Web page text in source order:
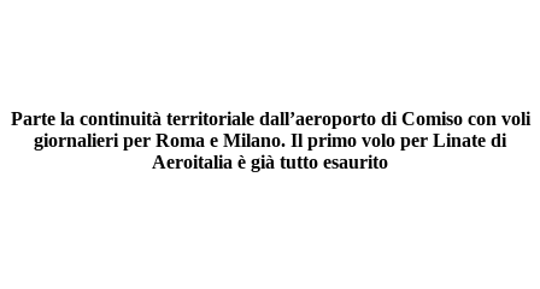
Parte la continuità territoriale dall’aeroporto di Comiso con voli
giornalieri per Roma e Milano. Il primo volo per Linate di
Aeroitalia è già tutto esaurito